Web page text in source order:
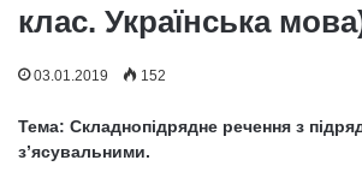
клас. Українська
03.01.2019 152
Тема: Складнопідрядне речення з
з’ясувальними.